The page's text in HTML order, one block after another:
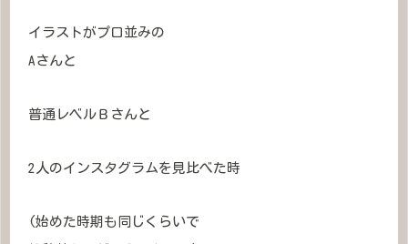
イラストがプロ並みの
Aさんと
普通レベルＢさんと
2人のインスタグラムを見比べた時
(始めた時期も同じくらいで